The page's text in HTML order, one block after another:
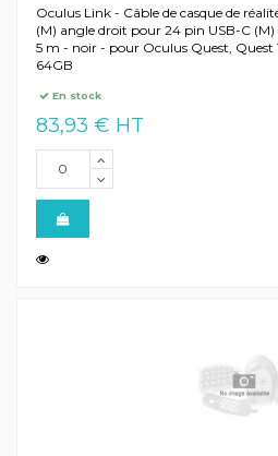
Oculus Link - Câble de casque de
(M) angle droit pour 24 pin USB-C (M)
5 m - noir - pour Oculus Quest, Quest
64GB
En stock
83,93 € HT